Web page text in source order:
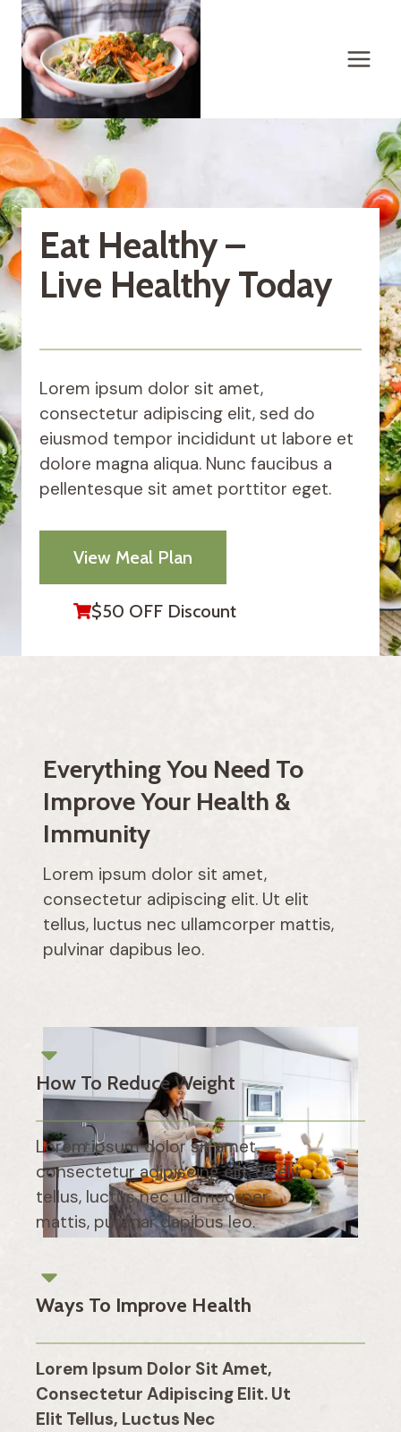
Skip
content
Eat Healthy –
Live Healthy Today
Lorem ipsum dolor sit amet,
consectetur adipiscing elit, sed do
eiusmod tempor incididunt ut labore et
dolore magna aliqua. Nunc faucibus a
pellentesque sit amet porttitor eget.
View Meal Plan
$50 OFF Discount
Everything You Need To
Improve Your Health &
Immunity
Lorem ipsum dolor sit amet,
consectetur adipiscing elit. Ut elit
tellus, luctus nec ullamcorper mattis,
pulvinar dapibus leo.
How To Reduce Weight
Lorem ipsum dolor sit amet,
consectetur adipiscing elit. Ut elit
tellus, luctus nec ullamcorper
mattis, pulvinar dapibus leo.
Ways To Improve Health
Lorem Ipsum Dolor Sit Amet,
Consectetur Adipiscing Elit. Ut
Elit Tellus, Luctus Nec